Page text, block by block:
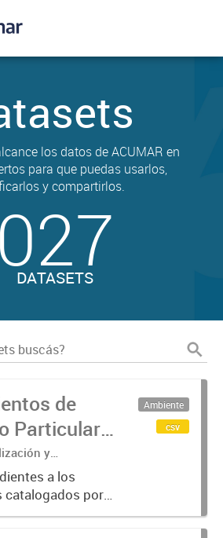
los datos de ACUMAR en
para que puedas usarlos,
y compartirlos.
027
DATASETS
de
Particular
Matanza
2023)
y
a los
catalogados por
"Seguimiento
Ambiente
csv